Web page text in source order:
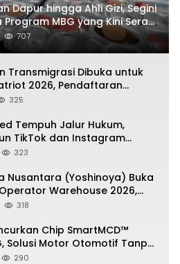
Dapur hingga Ahli Gizi, Segini
Program MBG yang Kini Serap
Tenaga Kerja
707
Transmigrasi Dibuka untuk
2026, Pendaftaran
325
Tempuh Jalur Hukum,
TikTok dan Instagram
Tuduhan Fitnah
323
Nusantara (Yoshinoya) Buka
Warehouse 2026,
CK Bekasi
318
Chip SmartMCD™
Solusi Motor Otomotif Tanpa
Nol
290